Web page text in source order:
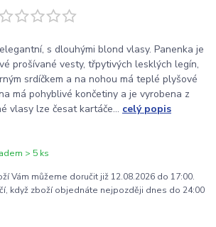
s dlouhými blond vlasy. Panenka je
prošívané vesty, třpytivých lesklých legín,
srdíčkem a na nohou má teplé plyšové
má pohyblivé končetiny a je vyrobena z
vlasy lze česat kartáče... celý popis
> 5 ks
Vám můžeme doručit již 12.08.2026 do 17:00.
když zboží objednáte nejpozději dnes do 24:00